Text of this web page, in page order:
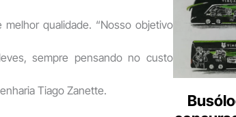
qualidade. “Nosso objetivo
sempre pensando no custo
Tiago Zanette.